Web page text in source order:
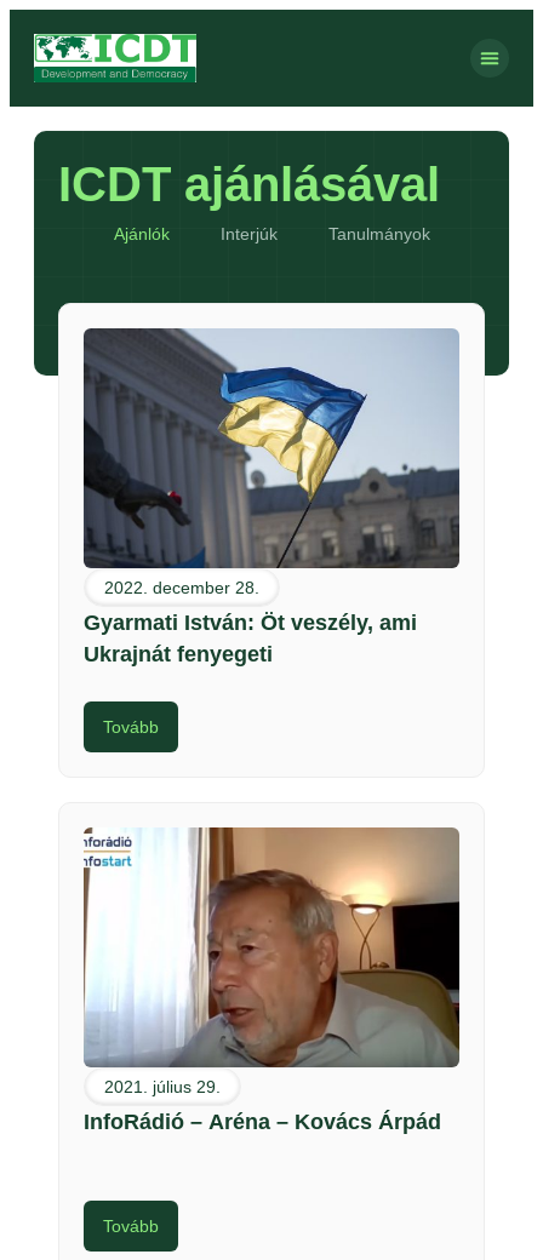
ICDT ajánlásával
Ajánlók Interjúk Tanulmányok
2022. december 28.
Gyarmati István: Öt veszély, ami
Ukrajnát fenyegeti
Tovább
2021. július 29.
InfoRádió – Aréna – Kovács Árpád
Tovább